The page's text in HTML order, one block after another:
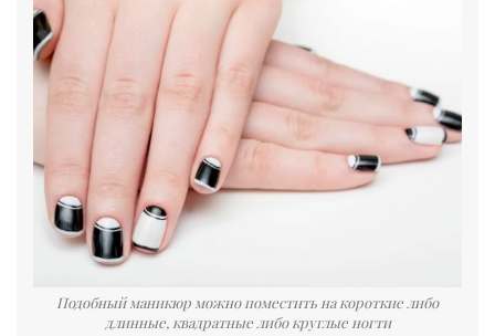
Подобный маникюр можно поместить на короткие либо
длинные, квадратные либо круглые ногти